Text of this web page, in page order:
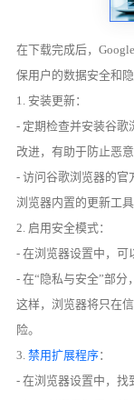
在下载完成后，
保用户的数据安全和
1. 安装更新：
- 定期检查并安装谷
改进，有助于防止恶
- 访问谷歌浏览器的官
浏览器内置的更新工
2. 启用安全模式：
- 在浏览器设置中，可
- 在“隐私与安全”部分
这样，浏览器将只在
险。
3.禁用扩展程序：
- 在浏览器设置中，找